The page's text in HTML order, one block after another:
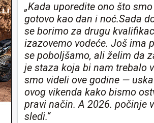
„Kada uporedite ono što
gotovo kao dan i noć.Sada
se borimo za drugu
izazovemo vodeće. Još ima
se poboljšamo, ali želim da
je staza koja bi nam trebalo
smo videli ove godine —
ovog vikenda kako bismo
pravi način. A 2026. počinje
sledi.“